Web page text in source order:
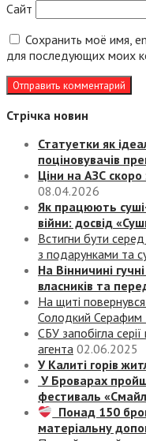
Сайт
Сохранить моё имя,
для последующих моих
Стрічка новин
Статуетки як
поціновувачів
Ціни на АЗС скоро
08.04.2026
Як працюють
війни: досвід
Встигни бути
з подарунками та
На Вінничині
власників та
На щиті
Солодкий
СБУ запобігла
агента 02.06.2025
У Калиті горів
У Броварах
фестиваль «Смайл
Понад 150
матеріальну